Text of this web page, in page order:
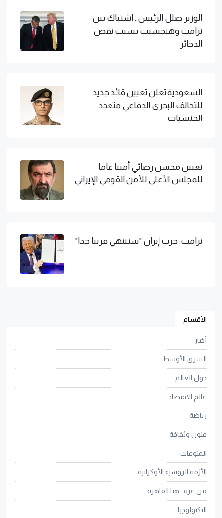
الوزير ضلل الرئيس.. اشتباك بين
ترامب وهيجسيث بسبب نقص
الذخائر
السعودية تعلن تعيين قائد جديد
للتحالف البحري الدفاعي متعدد
الجنسيات
تعيين محسن رضائي أمينا عاما
للمجلس الأعلى للأمن القومي الإيراني
ترامب: حرب إيران "ستنتهي قريبا جدا"
الأقسام
أخبار
الشرق الأوسط
حول العالم
عالم الاقتصاد
رياضة
فنون وثقافة
المنوعات
الأزمة الروسية الأوكرانية
من غزة.. هنا القاهرة
التكنولوجيا